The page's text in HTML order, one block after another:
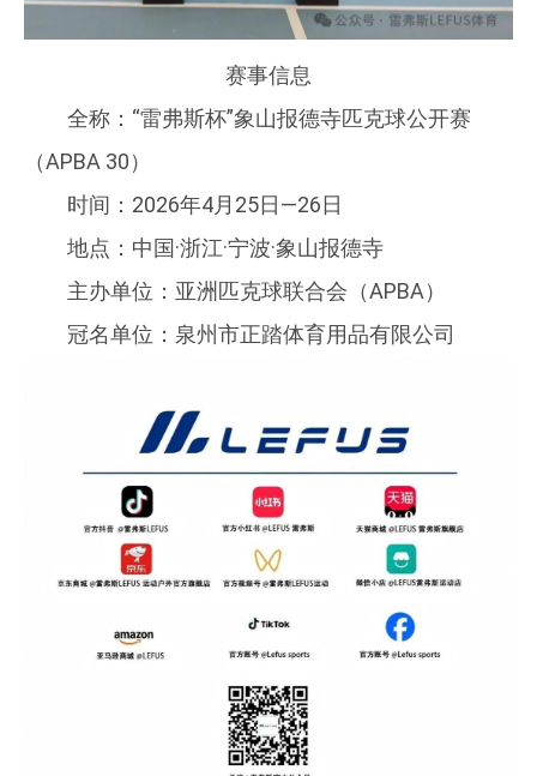
赛事信息
全称：“雷弗斯杯”象山报德寺匹克球公开赛
（APBA 30）
时间：2026年4月25日—26日
地点：中国·浙江·宁波·象山报德寺
主办单位：亚洲匹克球联合会（APBA）
冠名单位：泉州市正踏体育用品有限公司